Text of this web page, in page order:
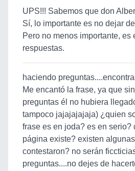
UPS!!! Sabemos que don
Sí, lo importante es no dejar
Pero no menos importante, es
respuestas.
haciendo
Me encantó la frase, ya que
preguntas él no hubiera
tampoco jajajajajaja) ¿quien
frase es en joda? es en serio?
página existe? existen
contestaron? no serán
preguntas....no dejes de